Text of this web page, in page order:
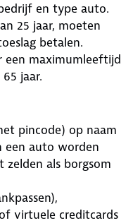
en type auto.
25 jaar, moeten
betalen.
een maximumleeftijd
jaar.
pincode) op naam
een auto worden
als borgsom
virtuele creditcards